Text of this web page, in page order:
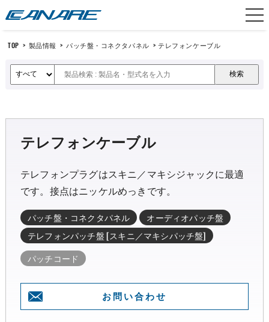
TOP > 製品情報 > パッチ盤・コネクタパネル > テレフォンケーブル
テレフォンケーブル
テレフォンプラグはスキニ／マキシジャックに最適
です。接点はニッケルめっきです。
パッチ盤・コネクタパネル
オーディオパッチ盤
テレフォンパッチ盤 [スキニ／マキシパッチ盤]
パッチコード
お問い合わせ